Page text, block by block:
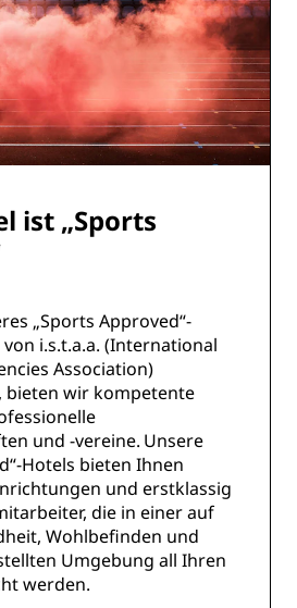
ist „Sports
„Sports Approved“-
i.s.t.a.a. (International
Association)
wir kompetente
und -vereine. Unsere
Hotels bieten Ihnen
und erstklassig
die in einer auf
Wohlbefinden und
Umgebung all Ihren
werden.